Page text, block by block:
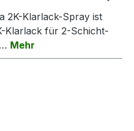
2K-Klarlack-Spray ist
Klarlack für 2-Schicht-
Mehr